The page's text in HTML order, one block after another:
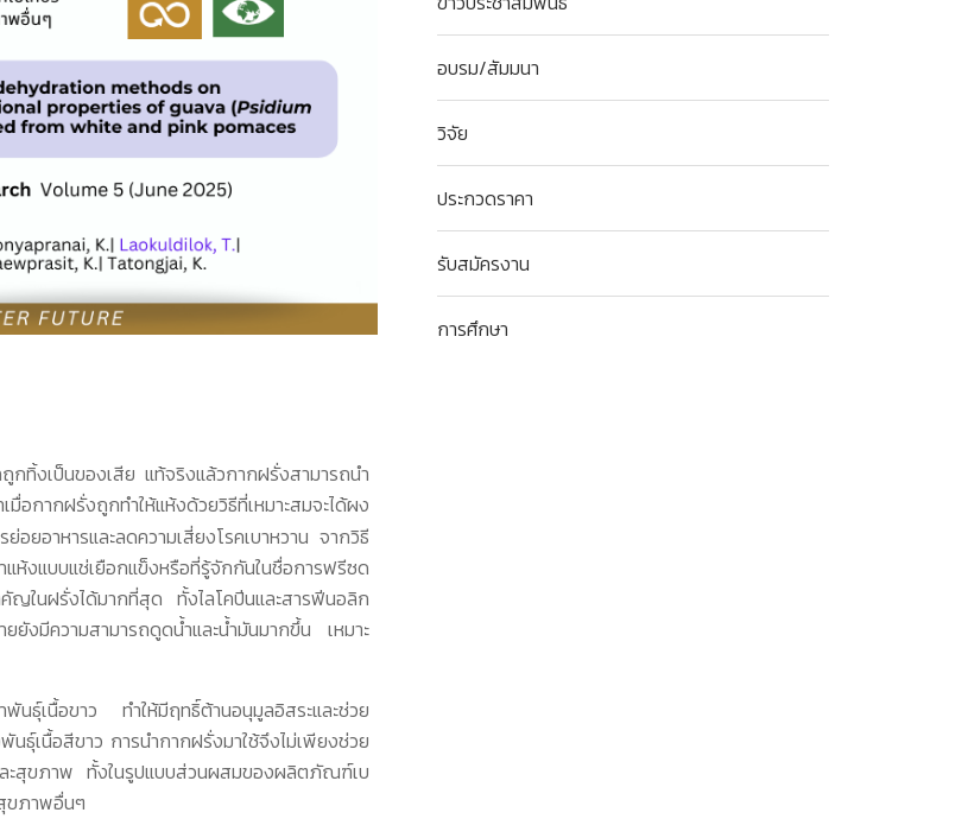
กทิ้งเป็นของเสีย แท้จริงแล้วกากฝรั่งสามารถนำ
อกากฝรั่งถูกทำให้แห้งด้วยวิธีที่เหมาะสมจะได้ผง
ยอาหารและลดความเสี่ยงโรคเบาหวาน จากวิธี
งแบบแช่เยือกแข็งหรือที่รู้จักกันในชื่อการฟรีซด
ญในฝรั่งได้มากที่สุด ทั้งไลโคปีนและสารฟีนอลิก
มีความสามารถดูดน้ำและน้ำมันมากขึ้น เหมาะ
พันธุ์เนื้อขาว ทำให้มีฤทธิ์ต้านอนุมูลอิสระและช่วย
ธุ์เนื้อสีขาว การนำกากฝรั่งมาใช้จึงไม่เพียงช่วย
ละสุขภาพ ทั้งในรูปแบบส่วนผสมของผลิตภัณฑ์เบ
ขภาพอื่นๆ
อบรม/สัมมนา
วิจัย
ประกวดราคา
รับสมัครงาน
การศึกษา